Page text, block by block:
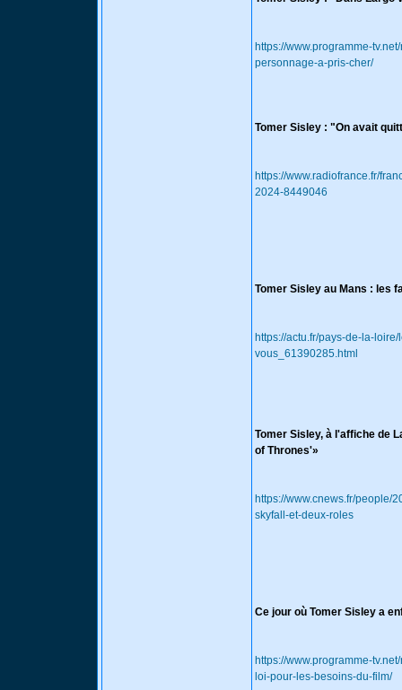
https://www.programme-
personnage-a-pris-cher/
Tomer Sisley : "On avait
https://www.radiofrance.fr/
2024-8449046
Tomer Sisley au Mans : les
https://actu.fr/pays-de-la-
vous_61390285.html
Tomer Sisley, à l'affiche de
of Thrones'»
https://www.cnews.fr/people/
skyfall-et-deux-roles
Ce jour où Tomer Sisley a
https://www.programme-
loi-pour-les-besoins-du-film/